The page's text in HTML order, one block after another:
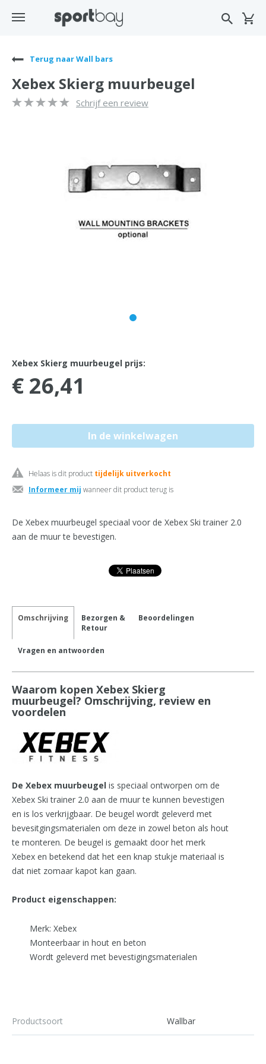
Terug naar Wall bars
Xebex Skierg muurbeugel
Schrijf een review
Xebex Skierg muurbeugel prijs:
€ 26,41
Helaas is dit product tijdelijk uitverkocht
Informeer mij wanneer dit product terug is
De Xebex muurbeugel speciaal voor de Xebex Ski trainer 2.0
aan de muur te bevestigen.
Omschrijving
Bezorgen &
Retour
Beoordelingen
Vragen en antwoorden
Waarom kopen Xebex Skierg
muurbeugel? Omschrijving, review en
voordelen
De Xebex muurbeugel is speciaal ontworpen om de
Xebex Ski trainer 2.0 aan de muur te kunnen bevestigen
en is los verkrijgbaar. De beugel wordt geleverd met
bevesitgingsmaterialen om deze in zowel beton als hout
te monteren. De beugel is gemaakt door het merk
Xebex en betekend dat het een knap stukje materiaal is
dat niet zomaar kapot kan gaan.
Product eigenschappen:
Merk: Xebex
Monteerbaar in hout en beton
Wordt geleverd met bevestigingsmaterialen
Productsoort Wallbar